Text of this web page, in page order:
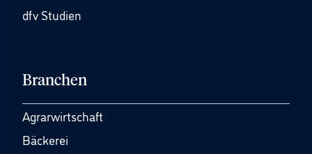
dfv Studien
Branchen
Agrarwirtschaft
Bäckerei